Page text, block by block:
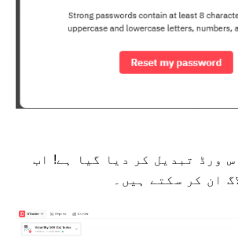
ورڈ تبدیل کر دیا گیا ہے! اب
ان کر سکتے ہیں۔